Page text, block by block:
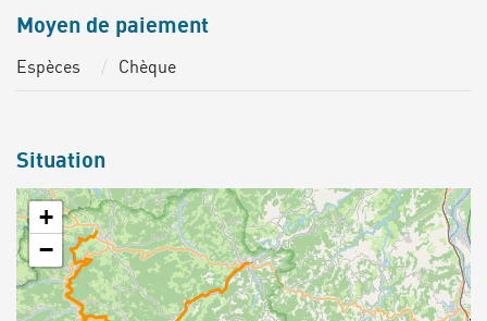
Moyen de paiement
Espèces Chèque
Situation
+
−